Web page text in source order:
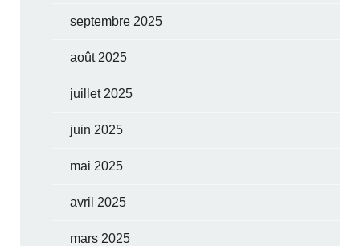
septembre 2025
août 2025
juillet 2025
juin 2025
mai 2025
avril 2025
mars 2025